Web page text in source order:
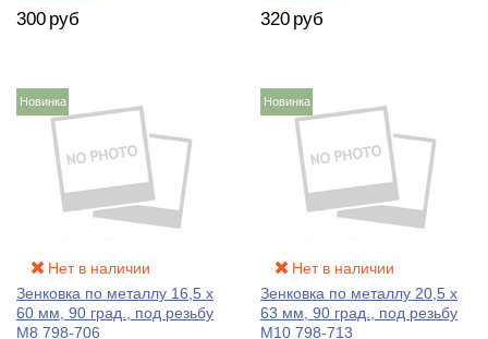
300 руб 320 руб
Новинка
Нет в наличии
Зенковка по металлу 16,5 х
60 мм, 90 град., под резьбу
М8 798-706
Новинка
Нет в наличии
Зенковка по металлу 20,5 х
63 мм, 90 град., под резьбу
М10 798-713